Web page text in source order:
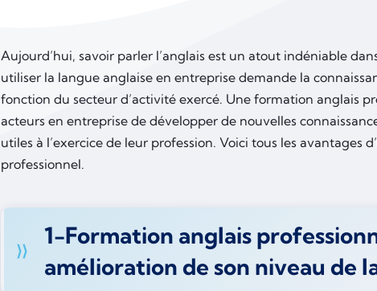
Aujourd’hui, savoir parler l’anglais est un atout indéniable
utiliser la langue anglaise en entreprise demande la
fonction du secteur d’activité exercé. Une formation anglais
acteurs en entreprise de développer de nouvelles
utiles à l’exercice de leur profession. Voici tous les avantages
professionnel.
1-Formation anglais
amélioration de son niveau de